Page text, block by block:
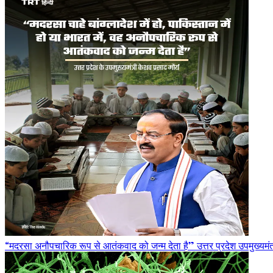
“मदरसा अनौपचारिक रूप से आतंकवाद को जन्म देता है” उत्तर प्रदेश